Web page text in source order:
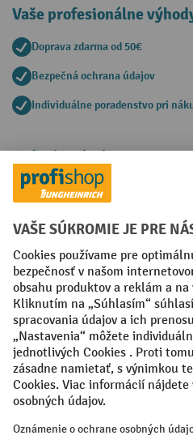
Vaše profesionálne
Doprava zdarma od 50€
Bezpečná ochrana údajov
Individuálne poradenstvo pri
Spôsoby platby
Creditcard (Master)Creditcard (Visa)
Faktúra Predplatba
Sociálne siete
Facebook
YouTube
LinkedIn
Nastavenia ochrany osobných
All prices excl. VAT plusshipping